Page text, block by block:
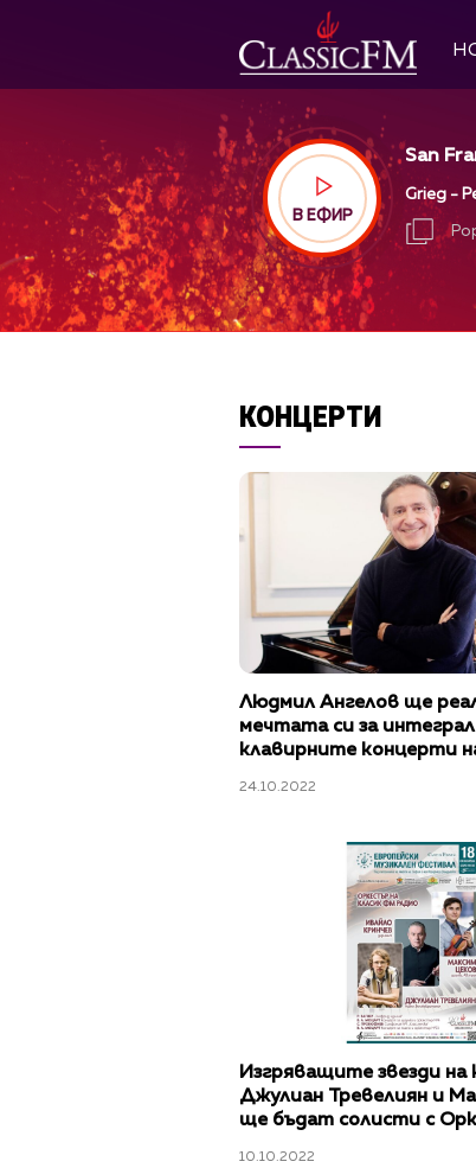
В ЕФИР
San
Grieg -
КОНЦЕРТИ
Людмил Ангелов ще
мечтата си за интеграл
клавирните концерти
24.10.2022
Изгряващите звезди на
Джулиан Тревелиян и
ще бъдат солисти с
10.10.2022